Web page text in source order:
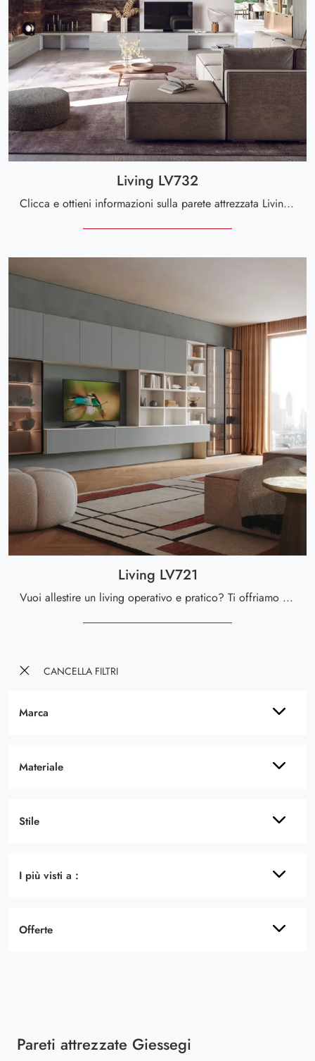
CANCELLA FILTRI
Marca
Materiale
Stile
I più visti a :
Offerte
Living LV732
Clicca e ottieni informazioni sulla parete attrezzata Living LV732 dell'azienda Giessegi: è la soluzione dalle linee moderne perfetta per te.
Living LV721
Vuoi allestire un living operativo e pratico? Ti offriamo la parete attrezzata Living LV721 Giessegi dalle forme decise moderne.
Pareti attrezzate Giessegi